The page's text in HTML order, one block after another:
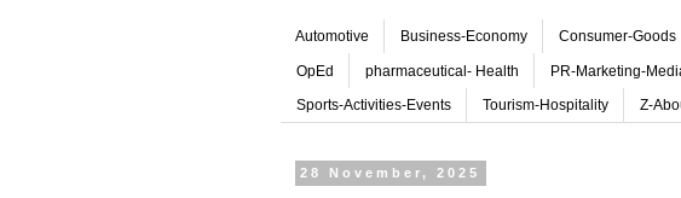
Automotive Business-Economy Consumer-Goods
OpEd pharmaceutical- Health PR-Marketing-
Sports-Activities-Events Tourism-Hospitality Z-
28 November, 2025